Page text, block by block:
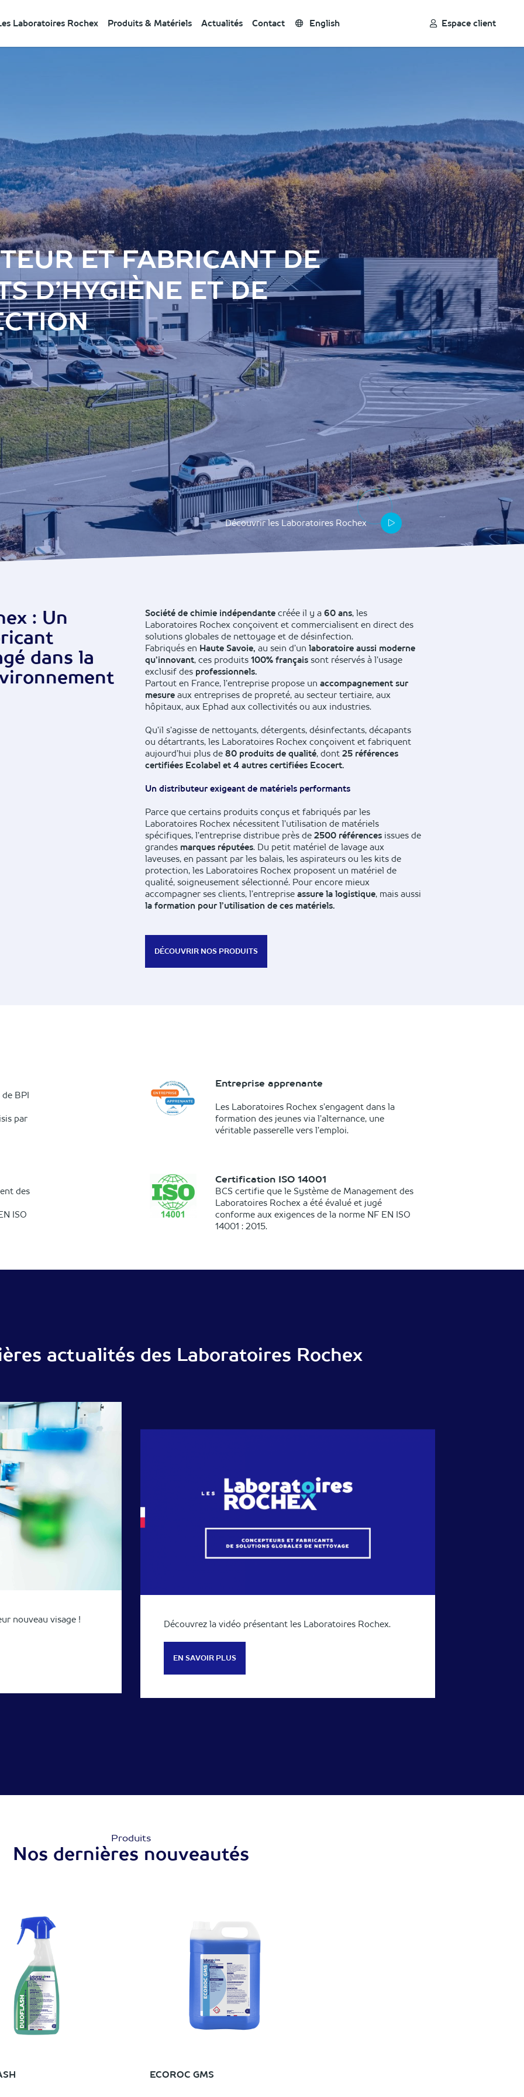
Laboratoires Rochex Produits & Matériels Actualités Contact English Espace client
ET FABRICANT DE
D’HYGIÈNE ET DE
Découvrir les Laboratoires Rochex
: Un
dans la
Société de chimie indépendante créée il y a 60 ans, les
Laboratoires Rochex conçoivent et commercialisent en direct des
solutions globales de nettoyage et de désinfection.
Fabriqués en Haute Savoie, au sein d’un laboratoire aussi moderne
qu’innovant, ces produits 100% français sont réservés à l’usage
exclusif des professionnels.
Partout en France, l’entreprise propose un accompagnement sur
mesure aux entreprises de propreté, au secteur tertiaire, aux
hôpitaux, aux Ephad aux collectivités ou aux industries.
Qu’il s’agisse de nettoyants, détergents, désinfectants, décapants
ou détartrants, les Laboratoires Rochex conçoivent et fabriquent
aujourd’hui plus de 80 produits de qualité, dont 25 références
certifiées Ecolabel et 4 autres certifiées Ecocert.
Un distributeur exigeant de matériels performants
Parce que certains produits conçus et fabriqués par les
Laboratoires Rochex nécessitent l’utilisation de matériels
spécifiques, l’entreprise distribue près de 2500 références issues de
grandes marques réputées. Du petit matériel de lavage aux
laveuses, en passant par les balais, les aspirateurs ou les kits de
protection, les Laboratoires Rochex proposent un matériel de
qualité, soigneusement sélectionné. Pour encore mieux
accompagner ses clients, l’entreprise assure la logistique, mais aussi
la formation pour l’utilisation de ces matériels.
DÉCOUVRIR NOS PRODUITS
BPI
par
Entreprise apprenante
Les Laboratoires Rochex s’engagent dans la
formation des jeunes via l’alternance, une
véritable passerelle vers l’emploi.
des
ISO
Certification ISO 14001
BCS certifie que le Système de Management des
Laboratoires Rochex a été évalué et jugé
conforme aux exigences de la norme NF EN ISO
14001 : 2015.
actualités des Laboratoires Rochex
nouveau visage !
Découvrez la vidéo présentant les Laboratoires Rochex.
EN SAVOIR PLUS
Produits
Nos dernières nouveautés
ECOROC GMS